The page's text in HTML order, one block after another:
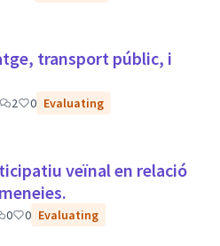
transport públic, i
2 0 Evaluating
veïnal en relació
0 0 Evaluating